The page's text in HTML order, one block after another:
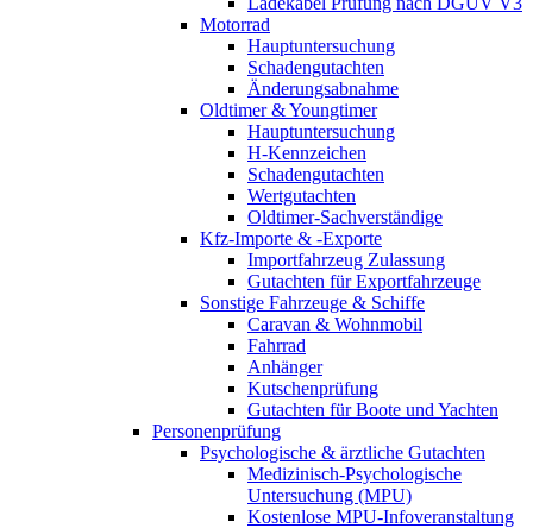
Motorrad
Hauptuntersuchung
Schadengutachten
Änderungsabnahme
Oldtimer & Youngtimer
Hauptuntersuchung
H-Kennzeichen
Schadengutachten
Wertgutachten
Oldtimer-Sachverständige
Kfz-Importe & -Exporte
Importfahrzeug Zulassung
Gutachten für Exportfahrzeuge
Sonstige Fahrzeuge & Schiffe
Caravan & Wohnmobil
Fahrrad
Anhänger
Kutschenprüfung
Gutachten für Boote und Yachten
Personenprüfung
Psychologische & ärztliche Gutachten
Medizinisch-Psychologische
Untersuchung (MPU)
Kostenlose MPU-Infoveranstaltung